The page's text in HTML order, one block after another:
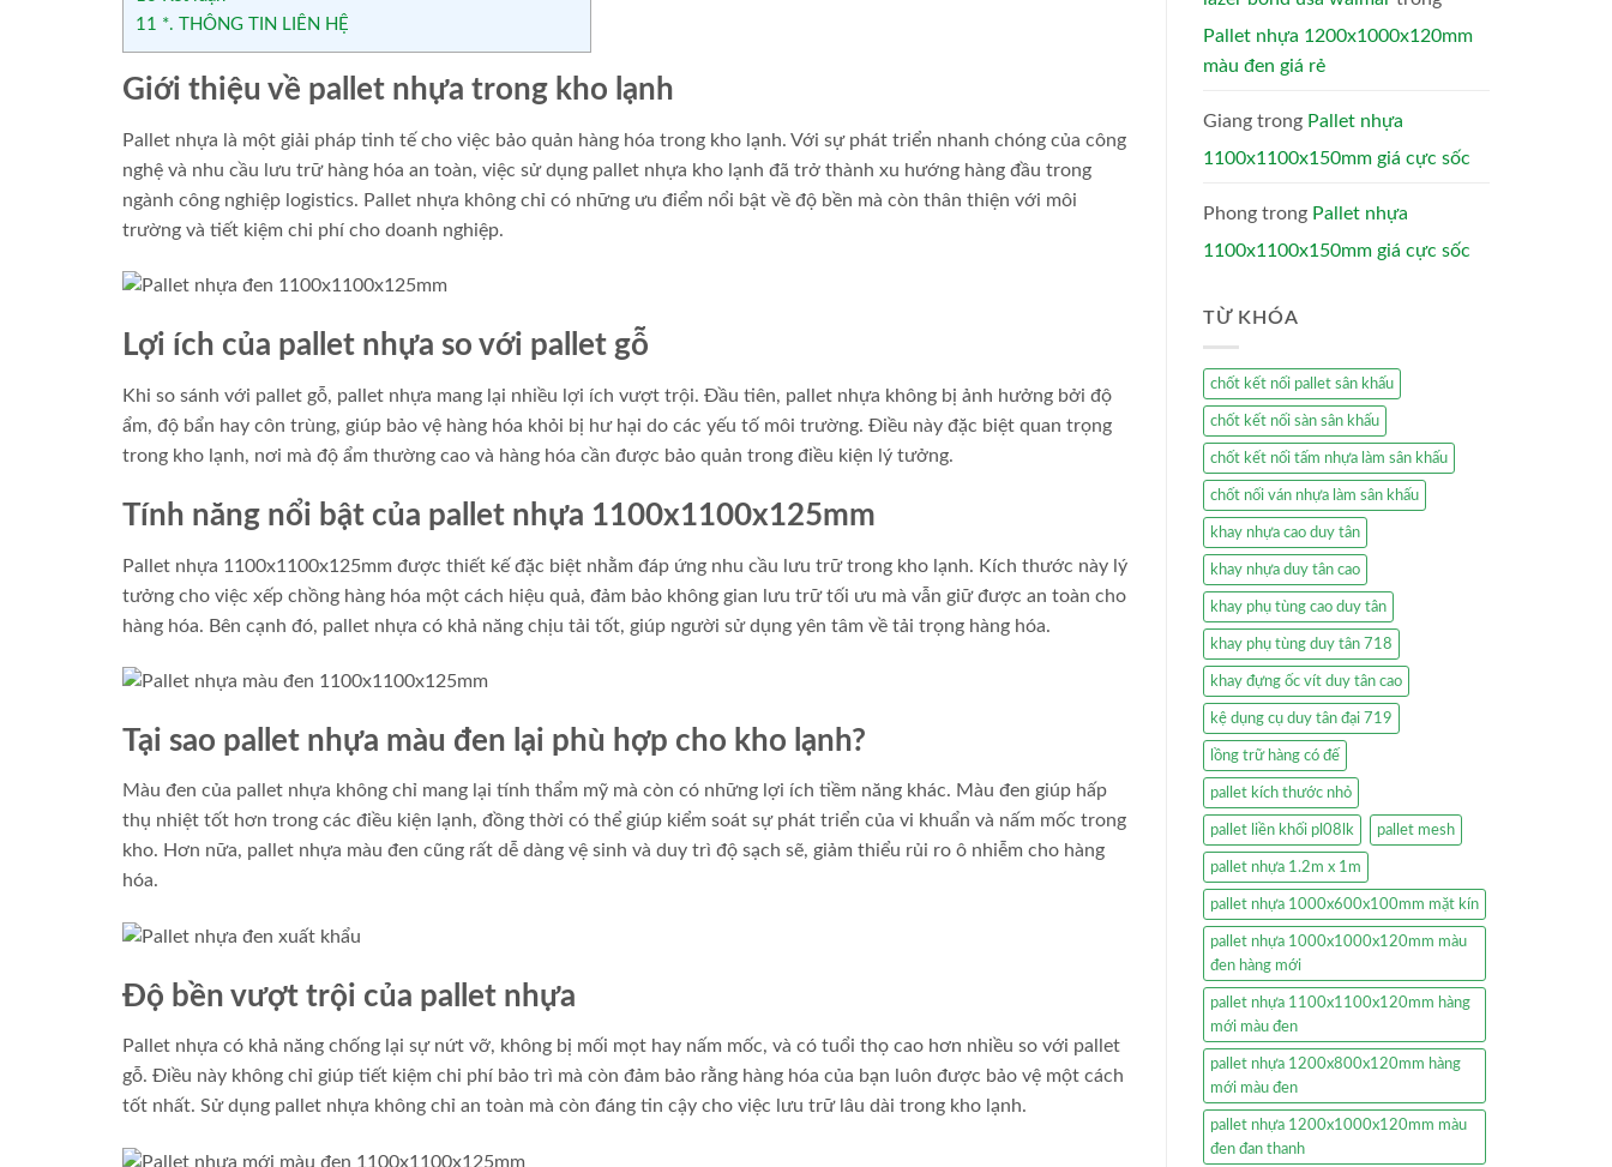
11 *. THÔNG TIN LIÊN HỆ
Giới thiệu về pallet nhựa trong kho lạnh
Pallet nhựa là một giải pháp tinh tế cho việc bảo quản hàng hóa trong kho lạnh. Với sự phát triển nhanh chóng của công
nghệ và nhu cầu lưu trữ hàng hóa an toàn, việc sử dụng pallet nhựa kho lạnh đã trở thành xu hướng hàng đầu trong
ngành công nghiệp logistics. Pallet nhựa không chỉ có những ưu điểm nổi bật về độ bền mà còn thân thiện với môi
trường và tiết kiệm chi phí cho doanh nghiệp.
Lợi ích của pallet nhựa so với pallet gỗ
Khi so sánh với pallet gỗ, pallet nhựa mang lại nhiều lợi ích vượt trội. Đầu tiên, pallet nhựa không bị ảnh hưởng bởi độ
ẩm, độ bẩn hay côn trùng, giúp bảo vệ hàng hóa khỏi bị hư hại do các yếu tố môi trường. Điều này đặc biệt quan trọng
trong kho lạnh, nơi mà độ ẩm thường cao và hàng hóa cần được bảo quản trong điều kiện lý tưởng.
Tính năng nổi bật của pallet nhựa 1100x1100x125mm
Pallet nhựa 1100x1100x125mm được thiết kế đặc biệt nhằm đáp ứng nhu cầu lưu trữ trong kho lạnh. Kích thước này lý
tưởng cho việc xếp chồng hàng hóa một cách hiệu quả, đảm bảo không gian lưu trữ tối ưu mà vẫn giữ được an toàn cho
hàng hóa. Bên cạnh đó, pallet nhựa có khả năng chịu tải tốt, giúp người sử dụng yên tâm về tải trọng hàng hóa.
Tại sao pallet nhựa màu đen lại phù hợp cho kho lạnh?
Màu đen của pallet nhựa không chỉ mang lại tính thẩm mỹ mà còn có những lợi ích tiềm năng khác. Màu đen giúp hấp
thụ nhiệt tốt hơn trong các điều kiện lạnh, đồng thời có thể giúp kiểm soát sự phát triển của vi khuẩn và nấm mốc trong
kho. Hơn nữa, pallet nhựa màu đen cũng rất dễ dàng vệ sinh và duy trì độ sạch sẽ, giảm thiểu rủi ro ô nhiễm cho hàng
hóa.
Độ bền vượt trội của pallet nhựa
Pallet nhựa có khả năng chống lại sự nứt vỡ, không bị mối mọt hay nấm mốc, và có tuổi thọ cao hơn nhiều so với pallet
gỗ. Điều này không chỉ giúp tiết kiệm chi phí bảo trì mà còn đảm bảo rằng hàng hóa của bạn luôn được bảo vệ một cách
tốt nhất. Sử dụng pallet nhựa không chỉ an toàn mà còn đáng tin cậy cho việc lưu trữ lâu dài trong kho lạnh.
Pallet nhựa 1200x1000x120mm
màu đen giá rẻ
Giang trong Pallet nhựa
1100x1100x150mm giá cực sốc
Phong trong Pallet nhựa
1100x1100x150mm giá cực sốc
TỪ KHÓA
chốt kết nối pallet sân khấu
chốt kết nối sàn sân khấu
chốt kết nối tấm nhựa làm sân khấu
chốt nối ván nhựa làm sân khấu
khay nhựa cao duy tân
khay nhựa duy tân cao
khay phụ tùng cao duy tân
khay phụ tùng duy tân 718
khay đựng ốc vít duy tân cao
kệ dụng cụ duy tân đại 719
lồng trữ hàng có đế
pallet kích thước nhỏ
pallet liền khối pl08lk pallet mesh
pallet nhựa 1.2m x 1m
pallet nhựa 1000x600x100mm mặt kín
pallet nhựa 1000x1000x120mm màu
đen hàng mới
pallet nhựa 1100x1100x120mm hàng
mới màu đen
pallet nhựa 1200x800x120mm hàng
mới màu đen
pallet nhựa 1200x1000x120mm màu
đen đan thanh